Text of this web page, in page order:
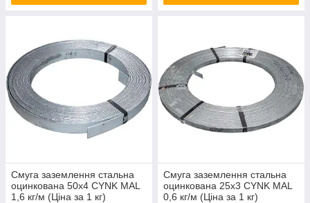
Смуга заземлення стальна
оцинкована 50х4 CYNK MAL
1,6 кг/м (Ціна за 1 кг)
Смуга заземлення стальна
оцинкована 25х3 CYNK MAL
0,6 кг/м (Ціна за 1 кг)